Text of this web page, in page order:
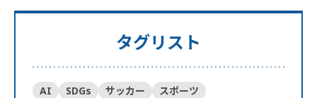
タグリスト
AI SDGs サッカー
スポーツ